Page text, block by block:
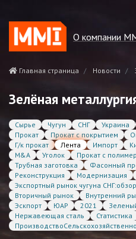
О компании
Наша миссия
Наша команда
Политики и
Наши партнёры
Контактная
Главная страница Новости
Зелёная
Сырье Чугун СНГ Украина
Прокат
Прокат с покрытием
Г/к прокат
Лента Импорт
M&A
Уголок Прокат с
Трубная заготовка
Фасонный
Реконструкция
Модернизация
Экспортный рынок чугуна
Вторичный рынок
Внутренний
Эскпорт
ЮАР 2021
Нержавеющая сталь
Статистика